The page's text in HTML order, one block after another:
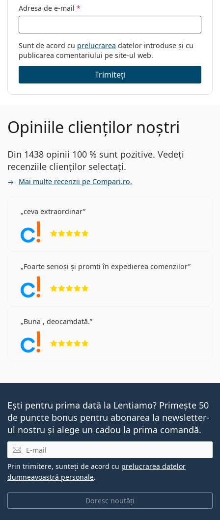
Adresa de e-mail *
Sunt de acord cu prelucrarea datelor introduse și cu
publicarea comentariului pe site-ul web.
Trimiteți
Opiniile clienților noștri
Din 1438 opinii 100 % sunt pozitive. Vedeți
recenziile clienților selectați.
Mai multe recenzii pe Compari.ro.
ceva extraordinar
Foarte serioși și promti în expedierea comenzilor
Buna , deocamdată.
Ești pentru prima dată la Lentiamo? Primește 50
de puncte bonus pentru abonarea la newsletter-
ul nostru și alege un cadou la prima comandă.
E-mail
Doresc noutăți
Prin trimitere, sunteți de acord cu prelucrarea datelor
dumneavoastră personale.